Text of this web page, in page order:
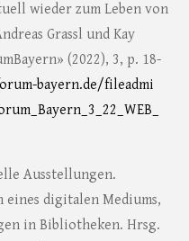
wieder zum Leben von
Grassl und Kay
(2022), 3, p. 18-
bayern.de/fileadmi
Ausstellungen.
digitalen Mediums,
in Bibliotheken. Hrsg.